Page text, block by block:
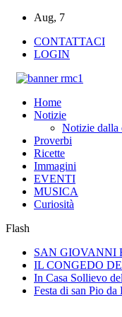
Aug, 7
CONTATTACI
LOGIN
Home
Notizie
Notizie dalla
Proverbi
Ricette
Immagini
EVENTI
MUSICA
Curiosità
Flash
SAN GIOVANNI
IL CONGEDO
In Casa Sollievo
Festa di san Pio da